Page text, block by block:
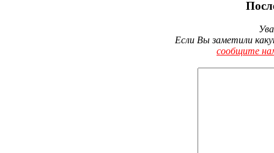
Если Вы заметили
сообщите